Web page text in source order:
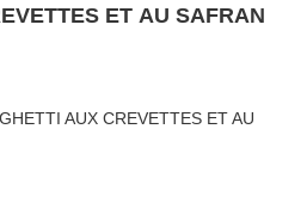
ET AU SAFRAN